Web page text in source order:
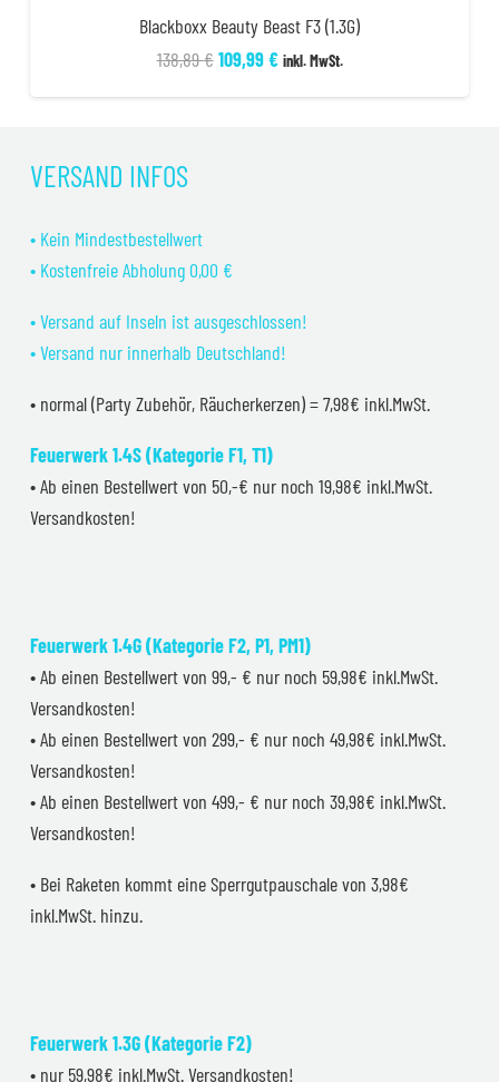
Blackboxx Beauty Beast F3 (1.3G)
138,89€ Ursprünglicher
109,99€Aktueller
inkl. MwSt.
VERSAND INFOS
• Kein Mindestbestellwert
• Kostenfreie Abholung 0,00 €
• Versand auf Inseln ist ausgeschlossen!
• Versand nur innerhalb Deutschland!
• normal (Party Zubehör, Räucherkerzen) = 7,98€ inkl.MwSt.
Feuerwerk 1.4S (Kategorie F1, T1)
• Ab einen Bestellwert von 50,-€ nur noch 19,98€ inkl.MwSt.
Versandkosten!
Feuerwerk 1.4G (Kategorie F2, P1, PM1)
• Ab einen Bestellwert von 99,- € nur noch 59,98€ inkl.MwSt.
Versandkosten!
• Ab einen Bestellwert von 299,- € nur noch 49,98€ inkl.MwSt.
Versandkosten!
• Ab einen Bestellwert von 499,- € nur noch 39,98€ inkl.MwSt.
Versandkosten!
• Bei Raketen kommt eine Sperrgutpauschale von 3,98€
inkl.MwSt. hinzu.
Feuerwerk 1.3G (Kategorie F2)
• nur 59,98€ inkl.MwSt. Versandkosten!